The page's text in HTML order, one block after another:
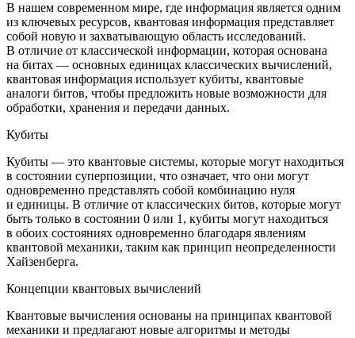
В нашем современном мире, где информация является одним
из ключевых ресурсов, квантовая информация представляет
собой новую и захватывающую область исследований.
В отличие от классической информации, которая основана
на битах — основных единицах классических вычислений,
квантовая информация использует кубиты, квантовые
аналоги битов, чтобы предложить новые возможности для
обработки, хранения и передачи данных.
Кубиты
Кубиты — это квантовые системы, которые могут находиться
в состоянии суперпозиции, что означает, что они могут
одновременно представлять собой комбинацию нуля
и единицы. В отличие от классических битов, которые могут
быть только в состоянии 0 или 1, кубиты могут находиться
в обоих состояниях одновременно благодаря явлениям
квантовой механики, таким как принцип неопределенности
Хайзенберга.
Концепции квантовых вычислений
Квантовые вычисления основаны на принципах квантовой
механики и предлагают новые алгоритмы и методы